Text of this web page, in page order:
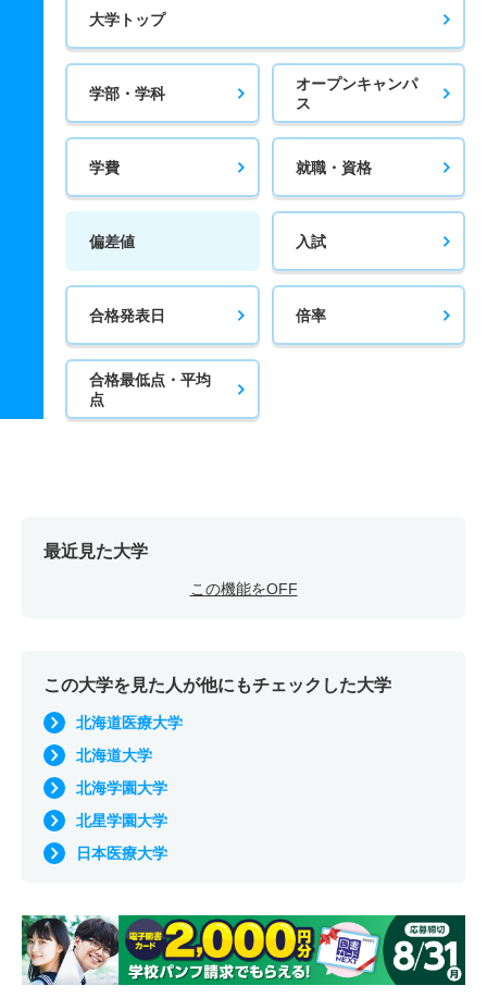
大学トップ
学部・学科
オープンキャンパ
ス
学費 就職・資格
偏差値 入試
合格発表日 倍率
合格最低点・平均
点
最近見た大学
この機能をOFF
この大学を見た人が他にもチェックした大学
北海道医療大学
北海道大学
北海学園大学
北星学園大学
日本医療大学